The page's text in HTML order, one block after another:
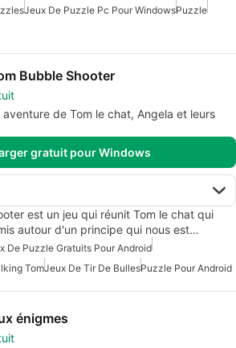
Jeux De Puzzle Pc Pour WindowsPuzzle
Bubble Shooter
aventure de Tom le chat, Angela et leurs
gratuit pour Windows
est un jeu qui réunit Tom le chat qui
autour d'un principe qui nous est…
De Puzzle Gratuits Pour Android
TomJeux De Tir De BullesPuzzle Pour Android
énigmes